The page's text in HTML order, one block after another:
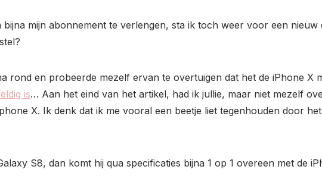
mijn abonnement te verlengen, sta ik toch weer voor een nieuw
rond en probeerde mezelf ervan te overtuigen dat het de iPhone
is… Aan het eind van het artikel, had ik jullie, maar niet mezelf
X. Ik denk dat ik me vooral een beetje liet tegenhouden door
S8, dan komt hij qua specificaties bijna 1 op 1 overeen met de